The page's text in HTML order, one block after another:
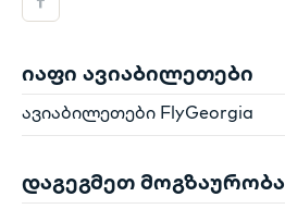
იაფი ავიაბილეთები
ავიაბილეთები FlyGeorgia
დაგეგმეთ მოგზაურობა